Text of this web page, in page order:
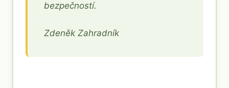
bezpečností.
Zdeněk Zahradník